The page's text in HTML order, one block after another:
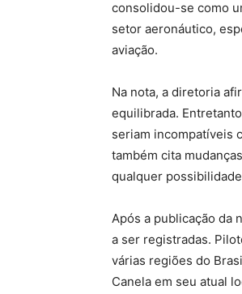
consolidou-se como
setor aeronáutico,
aviação.
Na nota, a diretoria
equilibrada.
seriam incompatíveis
também cita
qualquer
Após a publicação da
a ser registradas.
várias regiões do
Canela em seu atual